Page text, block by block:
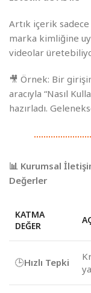
Artık içerik
marka kimliğine
videolar
🎥 Örnek: Bir
aracıyla “Nasıl
hazırladı.
📊 Kurumsal
Değerler
KATMA
DEĞER
🕒Hızlı Tepki